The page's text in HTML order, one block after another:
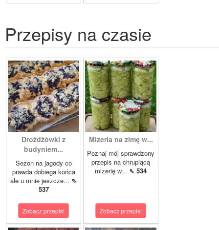
Przepisy na czasie
Drożdżówki z
budyniem...
Sezon na jagody co
prawda dobiega końca
ale u mnie jeszcze... ⇖
537
Zobacz przepis!
Mizeria na zimę w...
Poznaj mój sprawdzony
przepis na chrupiącą
mizerię w... ⇖ 534
Zobacz przepis!